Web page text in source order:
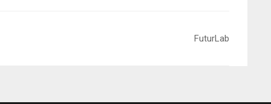
FuturLab